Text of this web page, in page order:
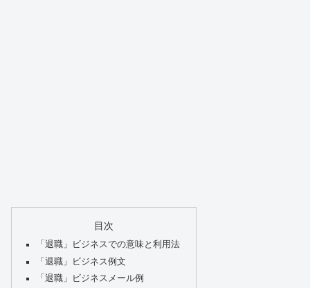
目次
「退職」ビジネスでの意味と利用法
「退職」ビジネス例文
「退職」ビジネスメール例